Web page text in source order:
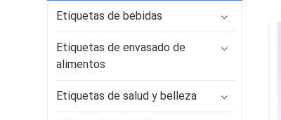
Etiquetas de bebidas
Etiquetas de envasado de
alimentos
Etiquetas de salud y belleza